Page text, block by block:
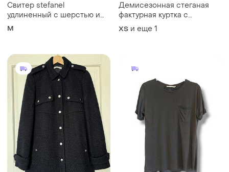
Свитер stefanel
удлиненный с шерстью и
кашемиром размер m
M
Демисезонная стеганая
фактурная куртка с
карманами у2k есть нюанс!
ХS и еще 1